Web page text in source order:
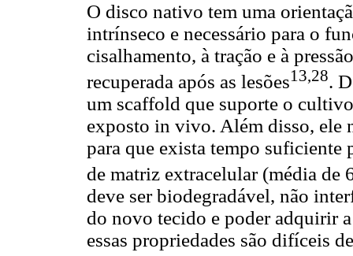
O disco nativo tem uma
intrínseco e necessário para o
cisalhamento, à tração e à
recuperada após as lesões13,28.
um scaffold que suporte o
exposto in vivo. Além disso, ele
para que exista tempo suficiente
de matriz extracelular (média de
deve ser biodegradável, não
do novo tecido e poder adquirir
essas propriedades são difíceis